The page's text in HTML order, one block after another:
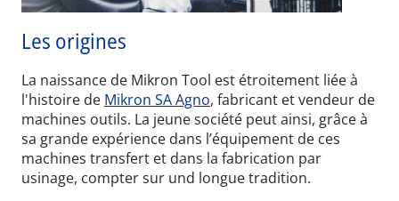
Les origines
La naissance de Mikron Tool est étroitement liée à
l'histoire de Mikron SA Agno, fabricant et vendeur de
machines outils. La jeune société peut ainsi, grâce à
sa grande expérience dans l’équipement de ces
machines transfert et dans la fabrication par
usinage, compter sur und longue tradition.